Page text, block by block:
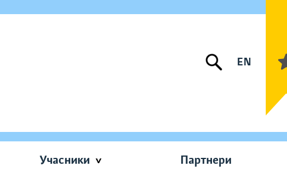
EN
Учасники Партнери